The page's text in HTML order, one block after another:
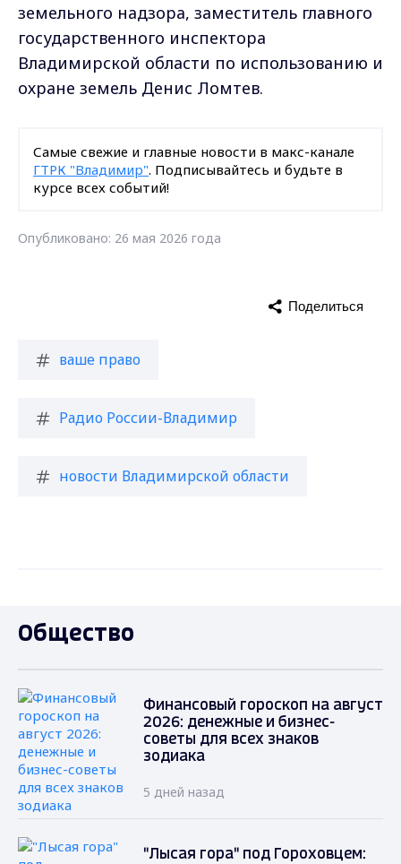
земельного надзора, заместитель главного
государственного инспектора
Владимирской области по использованию и
охране земель Денис Ломтев.
Самые свежие и главные новости в макс-канале
ГТРК "Владимир". Подписывайтесь и будьте в
курсе всех событий!
Опубликовано: 26 мая 2026 года
ваше право
Радио России-Владимир
новости Владимирской области
Поделиться
Общество
Финансовый гороскоп на август
2026: денежные и бизнес-
советы для всех знаков
зодиака
5 дней назад
"Лысая гора" под Гороховцем: